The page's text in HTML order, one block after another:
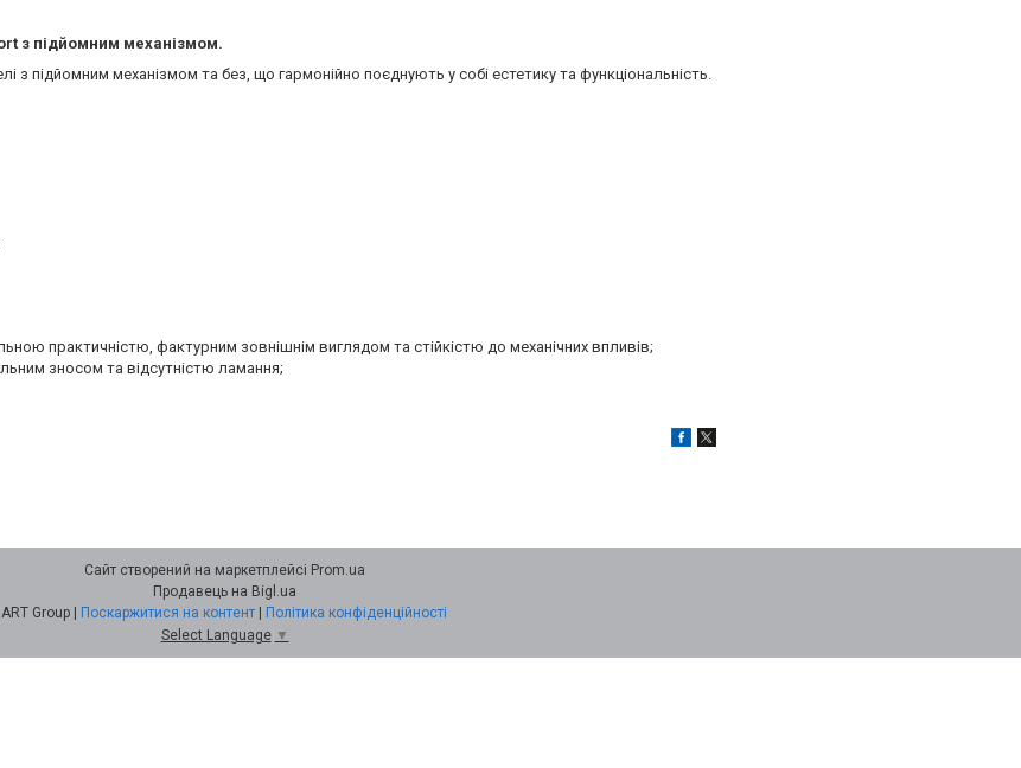
з підйомним механізмом.
підйомним механізмом та без, що гармонійно поєднують у собі естетику та функціональність.
практичністю, фактурним зовнішнім виглядом та стійкістю до механічних впливів;
зносом та відсутністю ламання;
Сайт створений на маркетплейсі Prom.ua
Продавець на Bigl.ua
Поскаржитися на контент
Політика конфіденційності
Select Language ▼